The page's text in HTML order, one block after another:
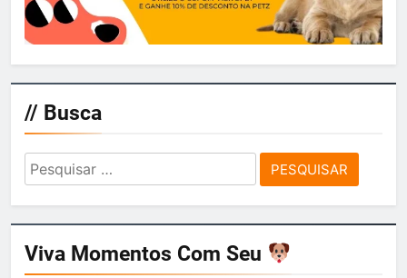
// Busca
Pesquisar
por:
Viva Momentos Com Seu